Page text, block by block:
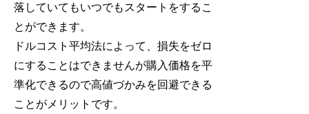
落していてもいつでもスタートをするこ
とができます。
ドルコスト平均法によって、損失をゼロ
にすることはできませんが購入価格を平
準化できるので高値づかみを回避できる
ことがメリットです。